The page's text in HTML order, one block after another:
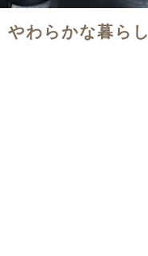
やわらかな暮らし